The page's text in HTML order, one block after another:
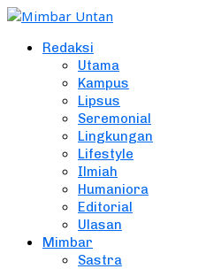
Redaksi
Utama
Kampus
Lipsus
Seremonial
Lingkungan
Lifestyle
Ilmiah
Humaniora
Editorial
Ulasan
Mimbar
Sastra